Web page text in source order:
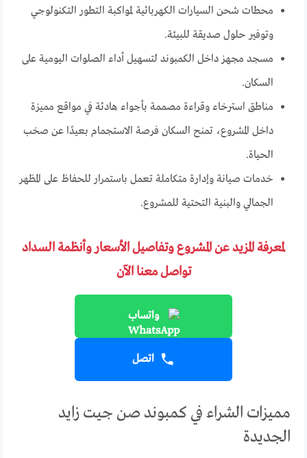
محطات شحن السيارات الكهربائية لمواكبة التطور التكنولوجي
وتوفير حلول صديقة للبيئة.
مسجد مجهز داخل الكمبوند لتسهيل أداء الصلوات اليومية على
السكان.
مناطق استرخاء وقراءة مصممة بأجواء هادئة في مواقع مميزة
داخل المشروع، تمنح السكان فرصة الاستجمام بعيدًا عن صخب
الحياة.
خدمات صيانة وإدارة متكاملة تعمل باستمرار للحفاظ على المظهر
الجمالي والبنية التحتية للمشروع.
لمعرفة المزيد عن المشروع وتفاصيل الأسعار وأنظمة السداد
تواصل معنا الآن
واتساب
اتصل
مميزات الشراء في كمبوند صن جيت زايد
الجديدة